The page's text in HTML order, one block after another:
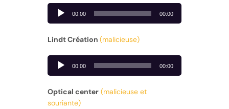
Lecteur
audio
00:00 00:00
Lindt Création (malicieuse)
Lecteur
audio
00:00 00:00
Optical center (malicieuse et
souriante)